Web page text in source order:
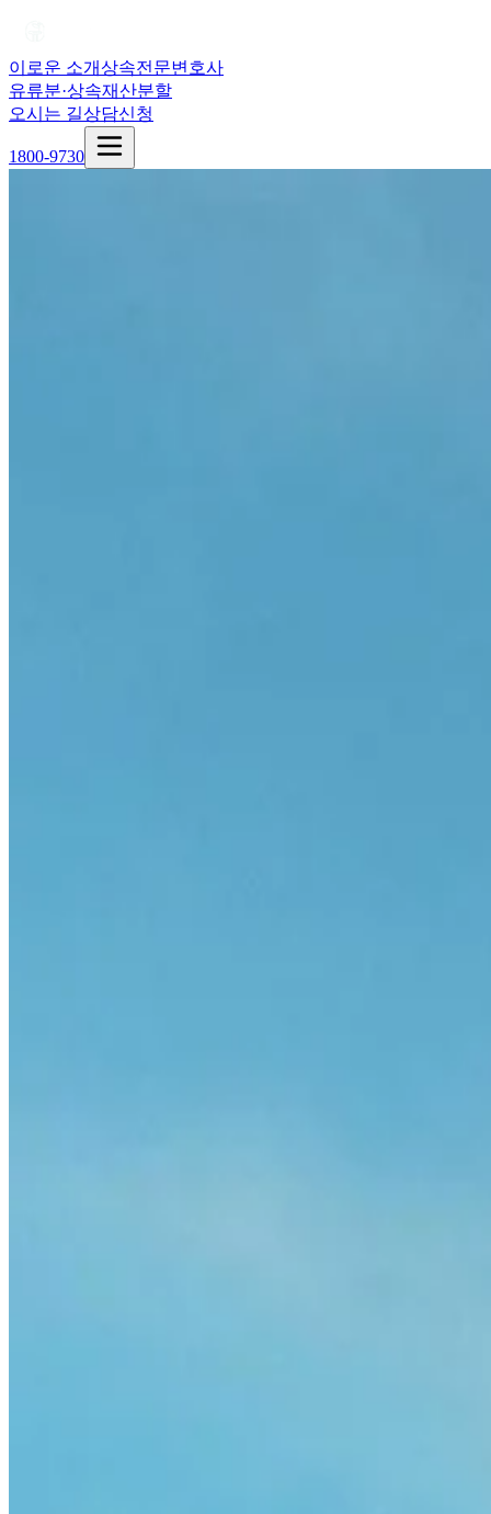
이로운 소개상속전문변호사
유류분·상속재산분할
오시는 길상담신청
1800-9730